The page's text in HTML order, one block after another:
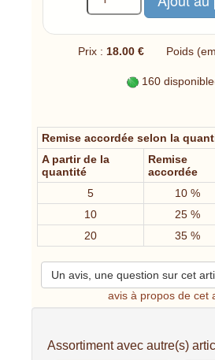
Prix : 18.00 € Poids
160
Remise accordée selon la
A partir de la
quantité
Remise
accordée
5
10 %
10
25 %
20
35 %
Un avis, une question sur cet
avis à propos de cet
Assortiment avec autre(s)